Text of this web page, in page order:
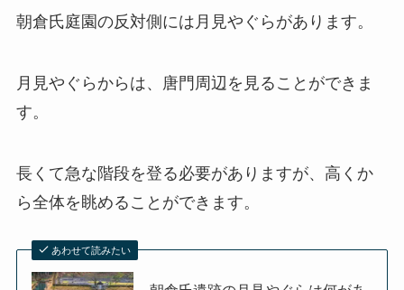
朝倉氏庭園の反対側には月見やぐらがあります。
月見やぐらからは、唐門周辺を見ることができま
す。
長くて急な階段を登る必要がありますが、高くか
ら全体を眺めることができます。
あわせて読みたい